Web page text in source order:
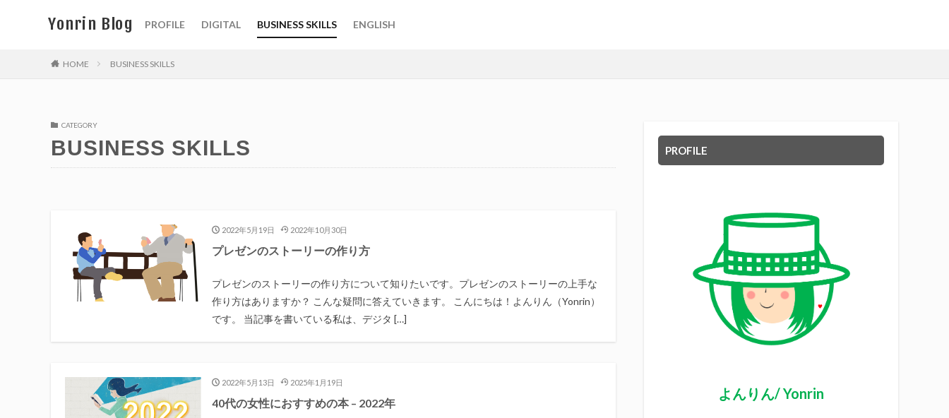
Yonrin Blog PROFILE DIGITAL BUSINESS SKILLS ENGLISH
HOME BUSINESS SKILLS
CATEGORY
BUSINESS SKILLS
2022年5月19日 2022年10月30日
プレゼンのストーリーの作り方
プレゼンのストーリーの作り方について知りたいです。プレゼンのストーリーの上手な
作り方はありますか？ こんな疑問に答えていきます。 こんにちは！よんりん（Yonrin）
です。 当記事を書いている私は、デジタ […]
2022年5月13日 2025年1月19日
40代の女性におすすめの本 – 2022年
PROFILE
よんりん/ Yonrin